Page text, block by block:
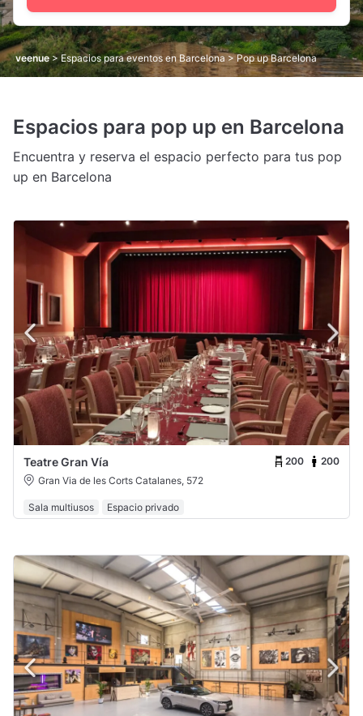
veenue>Espacios para eventos en Barcelona > Pop up Barcelona
Espacios para pop up en Barcelona
Encuentra y reserva el espacio perfecto para tus pop
up en Barcelona
Teatre Gran Vía 200
200
Gran Via de les Corts Catalanes, 572
Sala multiusos Espacio privado